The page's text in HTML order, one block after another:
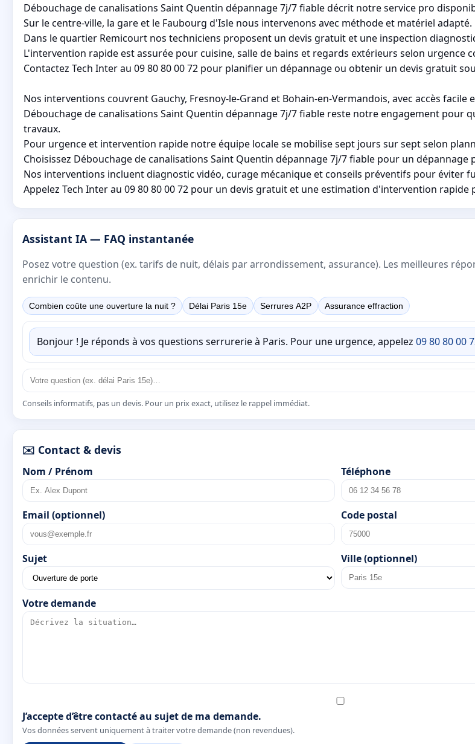
Débouchage de canalisations Saint Quentin dépannage 7j/7 fiable décrit notre service pro
Sur le centre-ville, la gare et le Faubourg d'Isle nous intervenons avec méthode et matériel adapté.
Dans le quartier Remicourt nos techniciens proposent un devis gratuit et une inspection
L'intervention rapide est assurée pour cuisine, salle de bains et regards extérieurs selon urgence
Contactez Tech Inter au 09 80 80 00 72 pour planifier un dépannage ou obtenir un devis gratuit
Nos interventions couvrent Gauchy, Fresnoy-le-Grand et Bohain-en-Vermandois, avec accès
Débouchage de canalisations Saint Quentin dépannage 7j/7 fiable reste notre engagement pour
travaux.
Pour urgence et intervention rapide notre équipe locale se mobilise sept jours sur sept selon
Choisissez Débouchage de canalisations Saint Quentin dépannage 7j/7 fiable pour un
Nos interventions incluent diagnostic vidéo, curage mécanique et conseils préventifs pour éviter
Appelez Tech Inter au 09 80 80 00 72 pour un devis gratuit et une estimation d'intervention rapide
Assistant IA — FAQ instantanée
Posez votre question (ex. tarifs de nuit, délais par arrondissement, assurance). Les meilleures
enrichir le contenu.
Combien coûte une ouverture la nuit ? Délai Paris 15e Serrures A2P Assurance effraction
Bonjour ! Je réponds à vos questions serrurerie à Paris. Pour une urgence, appelez 09 80 80 00
Conseils informatifs, pas un devis. Pour un prix exact, utilisez le rappel immédiat.
✉️ Contact & devis
Nom / Prénom Téléphone
Email (optionnel) Code postal
Sujet Ville (optionnel)
Votre demande
J’accepte d’être contacté au sujet de ma demande.
Vos données servent uniquement à traiter votre demande (non revendues).